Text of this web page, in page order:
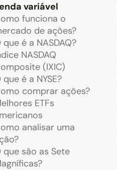
variável
funciona o
de ações?
que é a NASDAQ?
NASDAQ
(IXIC)
que é a NYSE?
comprar ações?
ETFs
analisar uma
que são as Sete